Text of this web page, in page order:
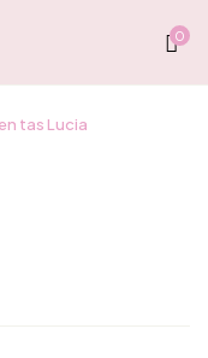
0
tas Lucia